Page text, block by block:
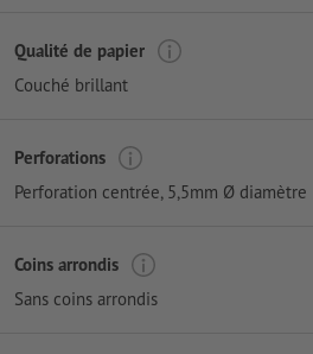
Qualité de papier
Couché brillant
Perforations
Perforation centrée, 5,5mm Ø diamètre
Coins arrondis
Sans coins arrondis